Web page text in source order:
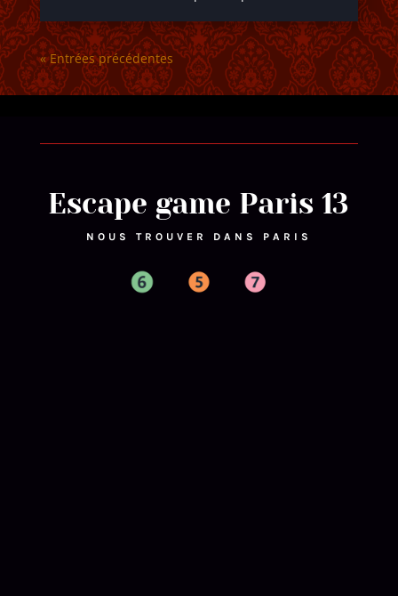
« Entrées précédentes
Escape game Paris 13
NOUS TROUVER DANS PARIS